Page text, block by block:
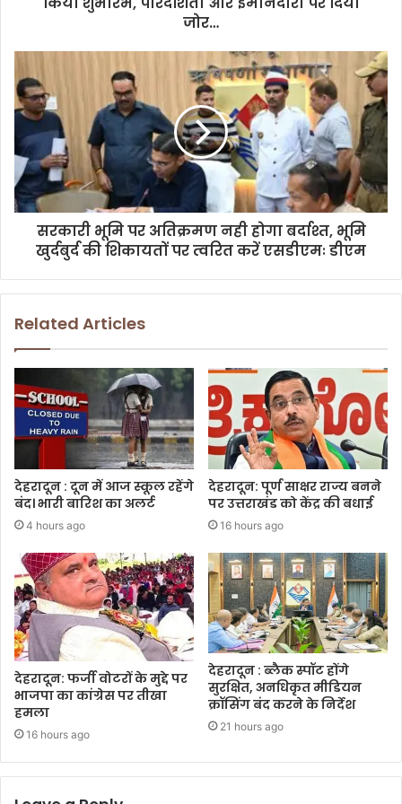
s
जोर…
सरकारी भूमि पर अतिक्रमण नही होगा बर्दाश्त, भूमि
खुर्दबुर्द की शिकायतों पर त्वरित करें एसडीएमः डीएम
Related Articles
देहरादून : दून में आज स्कूल रहेंगे
बंद। भारी बारिश का अलर्ट
4 hours ago
देहरादून: पूर्ण साक्षर राज्य बनने
पर उत्तराखंड को केंद्र की बधाई
16 hours ago
देहरादून: फर्जी वोटरों के मुद्दे पर
भाजपा का कांग्रेस पर तीखा
हमला
16 hours ago
देहरादून : ब्लैक स्पॉट होंगे
सुरक्षित, अनधिकृत मीडियन
क्रॉसिंग बंद करने के निर्देश
21 hours ago